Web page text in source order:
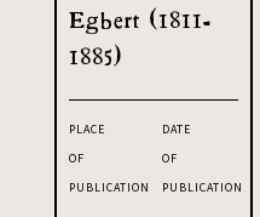
Egbert (1811-
1885)
PLACE
OF
PUBLICATION
DATE
OF
PUBLICATION